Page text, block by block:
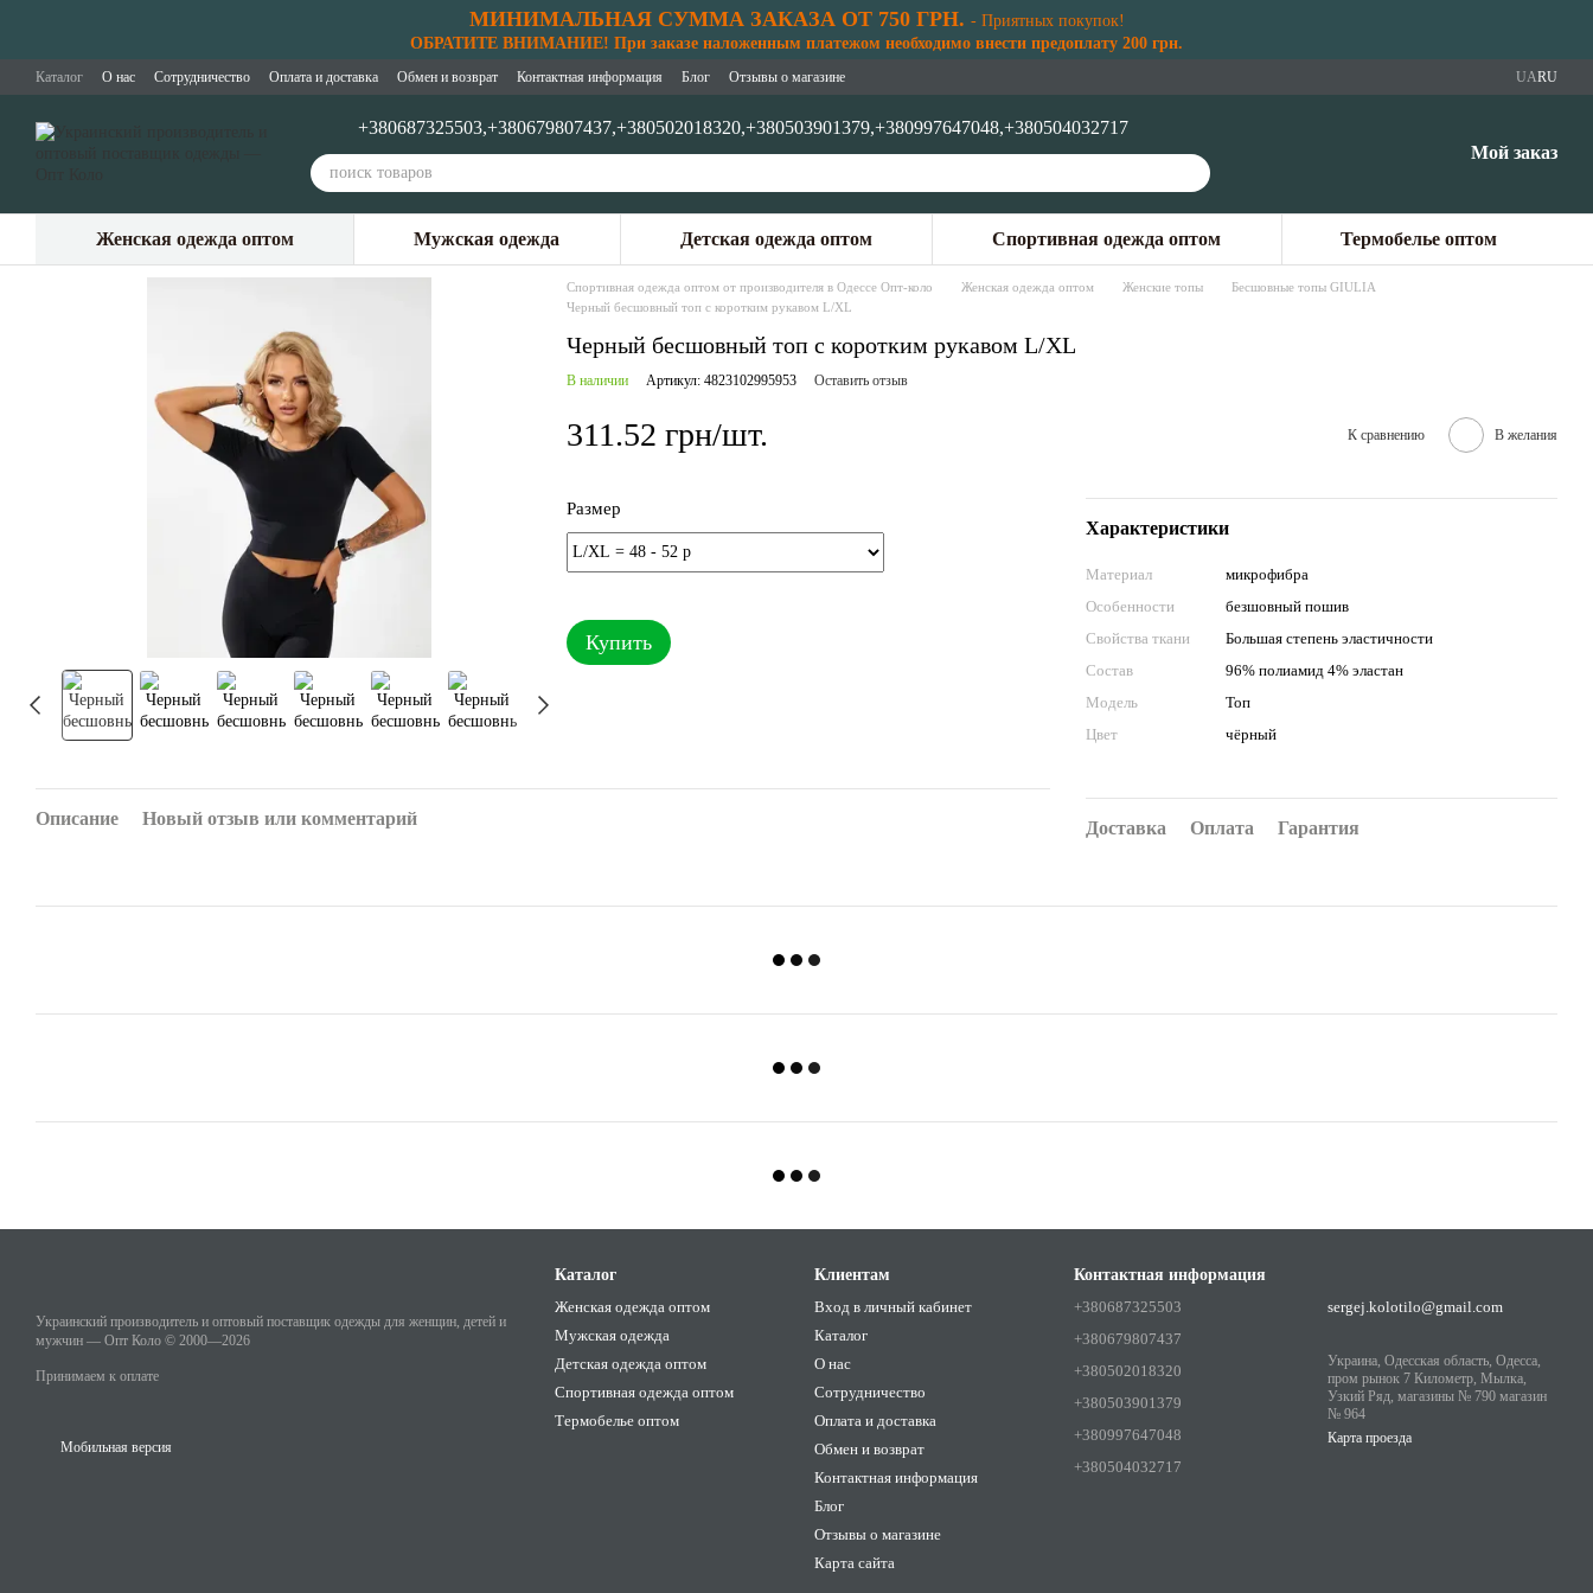
МИНИМАЛЬНАЯ СУММА ЗАКАЗА ОТ 750 ГРН. - Приятных покупок!
ОБРАТИТЕ ВНИМАНИЕ! При заказе наложенным платежом необходимо внести предоплату 200 грн.
Каталог О нас Сотрудничество Оплата и доставка Обмен и возврат Контактная информация Блог Отзывы о магазине UARU
+380687325503,+380679807437,+380502018320,+380503901379,+380997647048,+380504032717
Мой заказ
Женская одежда оптом Мужская одежда Детская одежда оптом Спортивная одежда оптом Термобелье оптом
Спортивная одежда оптом от производителя в Одессе Опт-коло Женская одежда оптом Женские топы
Бесшовные топы GIULIA
Черный бесшовный топ с коротким рукавом L/XL
Черный бесшовный топ с коротким рукавом L/XL
В наличии Артикул: 4823102995953 Оставить отзыв
311.52 грн/шт. К сравнению В желания
Размер
Купить
Характеристики
Материал
микрофибра
Особенности
безшовный пошив
Свойства ткани
Большая степень эластичности
Состав
96% полиамид 4% эластан
Мoдель
Топ
Цвет
чёрный
Доставка Оплата Гарантия
Описание Новый отзыв или комментарий
Украинский производитель и оптовый поставщик одежды для женщин, детей и
мужчин — Опт Коло © 2000—2026
Принимаем к оплате
Мобильная версия
Каталог
Женская одежда оптом
Мужская одежда
Детская одежда оптом
Спортивная одежда оптом
Термобелье оптом
Клиентам
Вход в личный кабинет
Каталог
О нас
Сотрудничество
Оплата и доставка
Обмен и возврат
Контактная информация
Блог
Отзывы о магазине
Карта сайта
Контактная информация
+380687325503
+380679807437
+380502018320
+380503901379
+380997647048
+380504032717
sergej.kolotilo@gmail.com
Украина, Одесская область, Одесса,
пром рынок 7 Километр, Мылка,
Узкий Ряд, магазины № 790 магазин
№ 964
Карта проезда